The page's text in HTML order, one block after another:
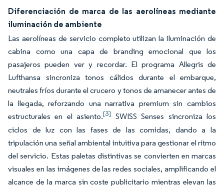
Diferenciación de marca de las aerolíneas mediante
iluminación de ambiente
Las aerolíneas de servicio completo utilizan la iluminación de
cabina como una capa de branding emocional que los
pasajeros pueden ver y recordar. El programa Allegris de
Lufthansa sincroniza tonos cálidos durante el embarque,
neutrales fríos durante el crucero y tonos de amanecer antes de
la llegada, reforzando una narrativa premium sin cambios
estructurales en el asiento.[3] SWISS Senses sincroniza los
ciclos de luz con las fases de las comidas, dando a la
tripulación una señal ambiental intuitiva para gestionar el ritmo
del servicio. Estas paletas distintivas se convierten en marcas
visuales en las imágenes de las redes sociales, amplificando el
alcance de la marca sin coste publicitario mientras elevan las